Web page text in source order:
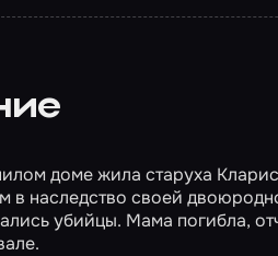
доме жила старуха
в наследство своей
убийцы. Мама погибла,